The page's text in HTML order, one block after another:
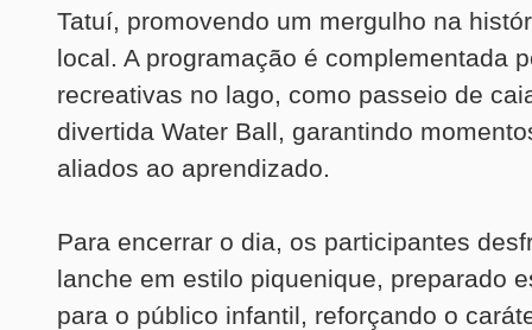
Tatuí, promovendo um mergulho na
local. A programação é complementada
recreativas no lago, como passeio de
divertida Water Ball, garantindo
aliados ao aprendizado.
Para encerrar o dia, os participantes
lanche em estilo piquenique, preparado
para o público infantil, reforçando o